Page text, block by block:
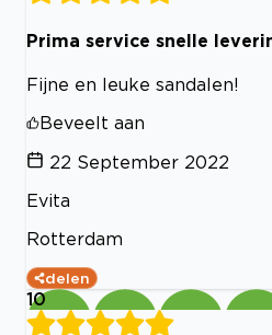
Prima service snelle
Fijne en leuke sandalen!
Beveelt aan
22 September 2022
Evita
Rotterdam
delen
10